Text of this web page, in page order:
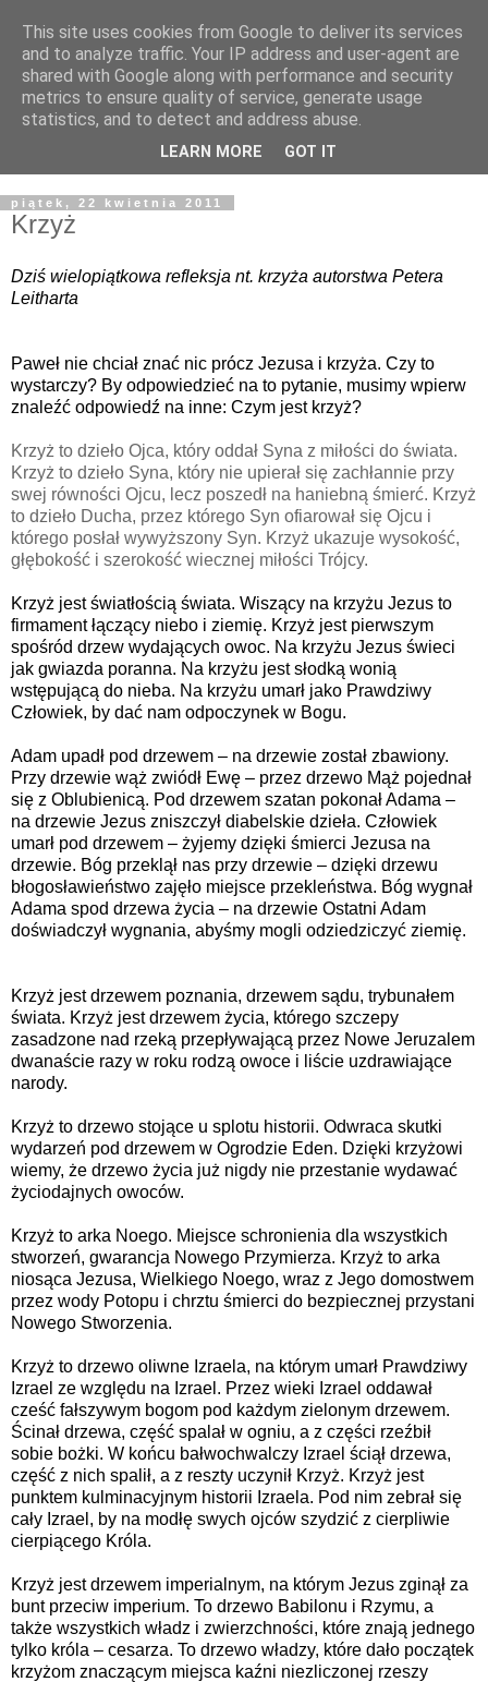
Żyjąc wiarą w REALNYM
świecie
Blog pastora Pawła Bartosika
piątek, 22 kwietnia 2011
Krzyż
Dziś wielopiątkowa refleksja nt. krzyża autorstwa Petera
Leitharta
Paweł nie chciał znać nic prócz Jezusa i krzyża. Czy to
wystarczy? By odpowiedzieć na to pytanie, musimy wpierw
znaleźć odpowiedź na inne: Czym jest krzyż?
Krzyż to dzieło Ojca, który oddał Syna z miłości do świata.
Krzyż to dzieło Syna, który nie upierał się zachłannie przy
swej równości Ojcu, lecz poszedł na haniebną śmierć. Krzyż
to dzieło Ducha, przez którego Syn ofiarował się Ojcu i
którego posłał wywyższony Syn. Krzyż ukazuje wysokość,
głębokość i szerokość wiecznej miłości Trójcy.
Krzyż jest światłością świata. Wiszący na krzyżu Jezus to
firmament łączący niebo i ziemię. Krzyż jest pierwszym
spośród drzew wydających owoc. Na krzyżu Jezus świeci
jak gwiazda poranna. Na krzyżu jest słodką wonią
wstępującą do nieba. Na krzyżu umarł jako Prawdziwy
Człowiek, by dać nam odpoczynek w Bogu.
Adam upadł pod drzewem – na drzewie został zbawiony.
Przy drzewie wąż zwiódł Ewę – przez drzewo Mąż pojednał
się z Oblubienicą. Pod drzewem szatan pokonał Adama –
na drzewie Jezus zniszczył diabelskie dzieła. Człowiek
umarł pod drzewem – żyjemy dzięki śmierci Jezusa na
drzewie. Bóg przeklął nas przy drzewie – dzięki drzewu
błogosławieństwo zajęło miejsce przekleństwa. Bóg wygnał
Adama spod drzewa życia – na drzewie Ostatni Adam
doświadczył wygnania, abyśmy mogli odziedziczyć ziemię.
Krzyż jest drzewem poznania, drzewem sądu, trybunałem
świata. Krzyż jest drzewem życia, którego szczepy
zasadzone nad rzeką przepływającą przez Nowe Jeruzalem
dwanaście razy w roku rodzą owoce i liście uzdrawiające
narody.
Krzyż to drzewo stojące u splotu historii. Odwraca skutki
wydarzeń pod drzewem w Ogrodzie Eden. Dzięki krzyżowi
wiemy, że drzewo życia już nigdy nie przestanie wydawać
życiodajnych owoców.
Krzyż to arka Noego. Miejsce schronienia dla wszystkich
stworzeń, gwarancja Nowego Przymierza. Krzyż to arka
niosąca Jezusa, Wielkiego Noego, wraz z Jego domostwem
przez wody Potopu i chrztu śmierci do bezpiecznej przystani
Nowego Stworzenia.
Krzyż to drzewo oliwne Izraela, na którym umarł Prawdziwy
Izrael ze względu na Izrael. Przez wieki Izrael oddawał
cześć fałszywym bogom pod każdym zielonym drzewem.
Ścinał drzewa, część spalał w ogniu, a z części rzeźbił
sobie bożki. W końcu bałwochwalczy Izrael ściął drzewa,
część z nich spalił, a z reszty uczynił Krzyż. Krzyż jest
punktem kulminacyjnym historii Izraela. Pod nim zebrał się
cały Izrael, by na modłę swych ojców szydzić z cierpliwie
cierpiącego Króla.
Krzyż jest drzewem imperialnym, na którym Jezus zginął za
bunt przeciw imperium. To drzewo Babilonu i Rzymu, a
także wszystkich władz i zwierzchności, które znają jednego
tylko króla – cesarza. To drzewo władzy, które dało początek
krzyżom znaczącym miejsca kaźni niezliczonej rzeszy
This site uses cookies from Google to deliver its services
and to analyze traffic. Your IP address and user-agent are
shared with Google along with performance and security
metrics to ensure quality of service, generate usage
statistics, and to detect and address abuse.
LEARN MORE GOT IT